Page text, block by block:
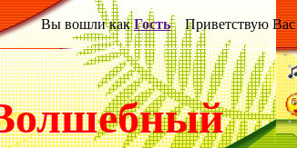
Вы вошли как ГостьПриветствую Вас